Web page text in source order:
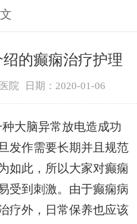
的癫痫治疗护理
院 日期：2020-01-06
大脑异常放电造成功
发作需要长期并且规范
如此，所以大家对癫痫
受到刺激。由于癫痫病
疗外，日常保养也应该